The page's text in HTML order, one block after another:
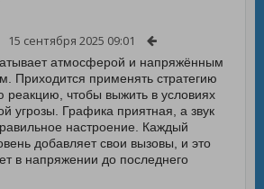
15 сентября 2025 09:01
атмосферой и напряжённым
Приходится применять стратегию
реакцию, чтобы выжить в условиях
угрозы. Графика приятная, а звук
настроение. Каждый
добавляет свои вызовы, и это
в напряжении до последнего